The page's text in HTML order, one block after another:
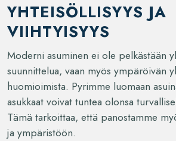
YHTEISÖLLISYYS JA
VIIHTYISYYS
Moderni asuminen ei ole pelkästään
suunnittelua, vaan myös ympäröivän
huomioimista. Pyrimme luomaan
asukkaat voivat tuntea olonsa
Tämä tarkoittaa, että panostamme
ja ympäristöön.